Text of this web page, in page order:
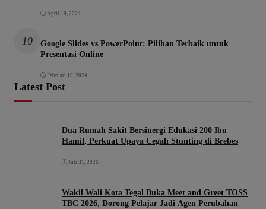
April 19, 2024
10
Google Slides vs PowerPoint: Pilihan Terbaik untuk
Presentasi Online
Februari 19, 2024
Latest Post
Dua Rumah Sakit Bersinergi Edukasi 200 Ibu
Hamil, Perkuat Upaya Cegah Stunting di Brebes
Juli 31, 2026
Wakil Wali Kota Tegal Buka Meet and Greet TOSS
TBC 2026, Dorong Pelajar Jadi Agen Perubahan